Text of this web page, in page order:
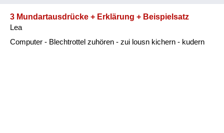
3 Mundartausdrücke + Erklärung + Beispielsatz
Lea
Computer - Blechtrottel zuhören - zui lousn kichern - kudern